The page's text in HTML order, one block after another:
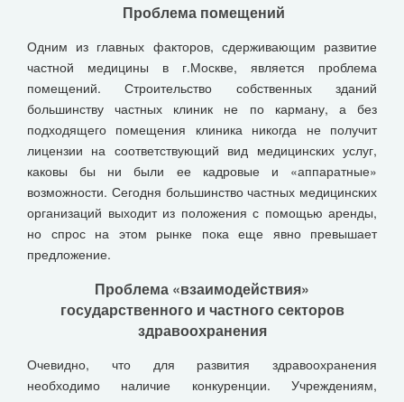
Проблема помещений
Одним из главных факторов, сдерживающим развитие
частной медицины в г.Москве, является проблема
помещений. Строительство собственных зданий
большинству частных клиник не по карману, а без
подходящего помещения клиника никогда не получит
лицензии на соответствующий вид медицинских услуг,
каковы бы ни были ее кадровые и «аппаратные»
возможности. Сегодня большинство частных медицинских
организаций выходит из положения с помощью аренды,
но спрос на этом рынке пока еще явно превышает
предложение.
Проблема «взаимодействия»
государственного и частного секторов
здравоохранения
Очевидно, что для развития здравоохранения
необходимо наличие конкуренции. Учреждениям,